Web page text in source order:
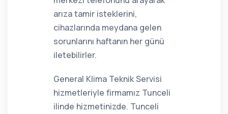
arıza tamir isteklerini,
cihazlarında meydana gelen
sorunlarını haftanın her günü
iletebilirler.
General Klima Teknik Servisi
hizmetleriyle firmamız Tunceli
ilinde hizmetinizde. Tunceli